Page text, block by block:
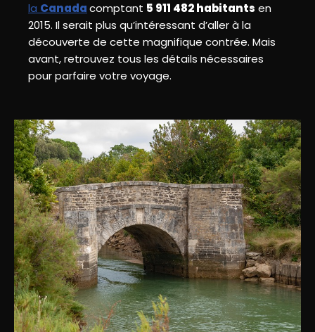
la Canadacomptant 5 911 482 habitants en
2015. Il serait plus qu’intéressant d’aller à la
découverte de cette magnifique contrée. Mais
avant, retrouvez tous les détails nécessaires
pour parfaire votre voyage.